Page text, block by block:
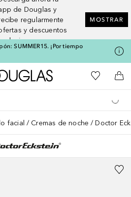
de Douglas y
regularmente
y descuentos
MOSTRAR
SUMMER15. ¡Por tiempo
A Douglas HomeMi lista de
A
facial Cremas de noche Doctor